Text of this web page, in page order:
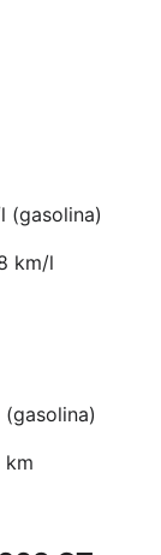
(gasolina)
km/l
km